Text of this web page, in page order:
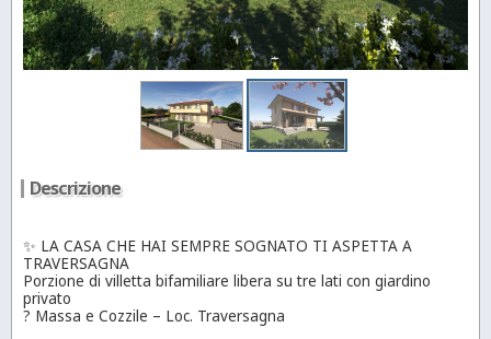
Descrizione
✨ LA CASA CHE HAI SEMPRE SOGNATO TI ASPETTA A
TRAVERSAGNA
Porzione di villetta bifamiliare libera su tre lati con giardino
privato
? Massa e Cozzile – Loc. Traversagna